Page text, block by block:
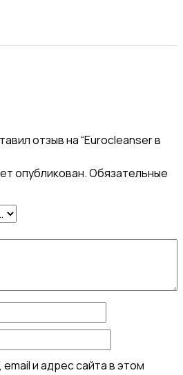
отзыв на “Eurocleanser в
опубликован.Обязательные
и адрес сайта в этом